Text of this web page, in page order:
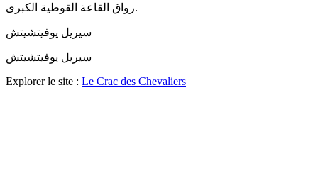
رواق القاعة القوطية الكبرى.
سيريل يوفيتشيتش
سيريل يوفيتشيتش
Explorer le site : Le Crac des Chevaliers